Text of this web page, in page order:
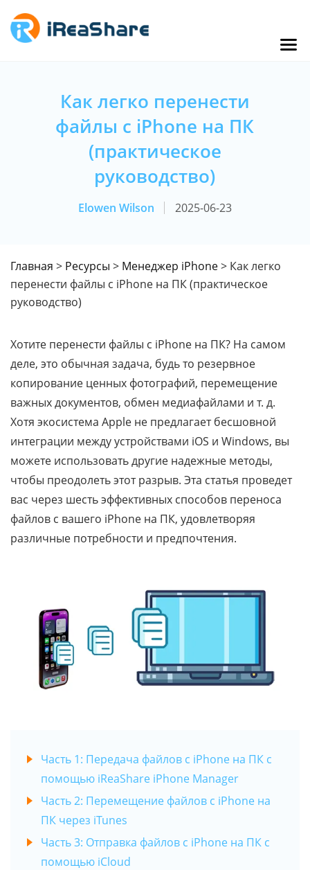
Как легко перенести
файлы с iPhone на ПК
(практическое
руководство)
Elowen Wilson 2025-06-23
Главная > Ресурсы > Менеджер iPhone> Как легко
перенести файлы с iPhone на ПК (практическое
руководство)
Хотите перенести файлы с iPhone на ПК? На самом
деле, это обычная задача, будь то резервное
копирование ценных фотографий, перемещение
важных документов, обмен медиафайлами и т. д.
Хотя экосистема Apple не предлагает бесшовной
интеграции между устройствами iOS и Windows, вы
можете использовать другие надежные методы,
чтобы преодолеть этот разрыв. Эта статья проведет
вас через шесть эффективных способов переноса
файлов с вашего iPhone на ПК, удовлетворяя
различные потребности и предпочтения.
Часть 1: Передача файлов с iPhone на ПК с
помощью iReaShare iPhone Manager
Часть 2: Перемещение файлов с iPhone на
ПК через iTunes
Часть 3: Отправка файлов с iPhone на ПК с
помощью iCloud